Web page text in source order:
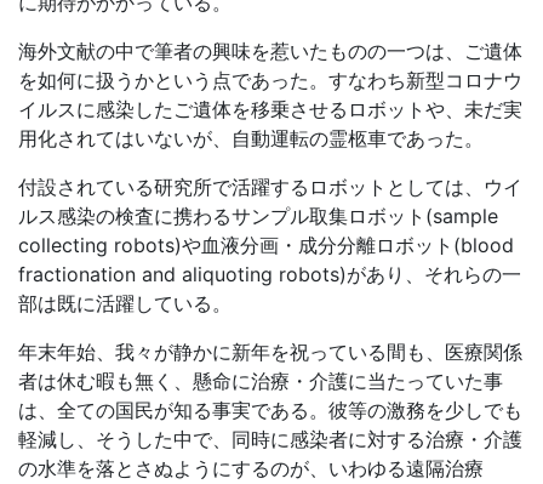
海外文献の中で筆者の興味を惹いたものの一つは、ご遺体
を如何に扱うかという点であった。すなわち新型コロナウ
イルスに感染したご遺体を移乗させるロボットや、未だ実
用化されてはいないが、自動運転の霊柩車であった。
付設されている研究所で活躍するロボットとしては、ウイ
ルス感染の検査に携わるサンプル取集ロボット (sample
collecting robots)や血液分画・成分分離ロボット (blood
fractionation and aliquoting robots)があり、それらの一
部は既に活躍している。
年末年始、我々が静かに新年を祝っている間も、医療関係
者は休む暇も無く、懸命に治療・介護に当たっていた事
は、全ての国民が知る事実である。彼等の激務を少しでも
軽減し、そうした中で、同時に感染者に対する治療・介護
の水準を落とさぬようにするのが、いわゆる遠隔治療